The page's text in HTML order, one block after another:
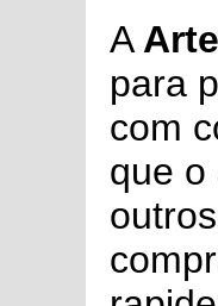
A
para
com
que o